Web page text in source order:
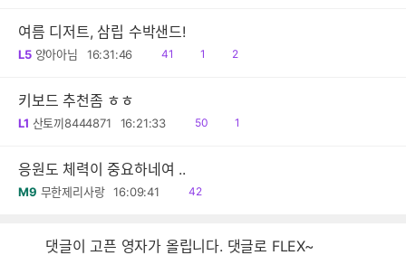
여름 디저트, 삼립 수박샌드!
L5 양아아님 16:31:46
읽
41
공1
댓
2
키보드 추천좀 ㅎㅎ
L1 산토끼8444871 16:21:33
읽
50
댓1
응원도 체력이 중요하네여 ..
M9 무한제리사랑 16:09:41
읽
42
댓글이 고픈 영자가 올립니다. 댓글로 FLEX~